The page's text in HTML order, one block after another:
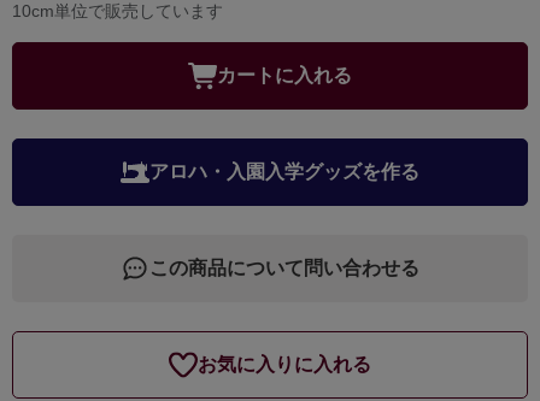
10cm単位で販売しています
カートに入れる
アロハ・入園入学グッズを作る
この商品について問い合わせる
お気に入りに入れる